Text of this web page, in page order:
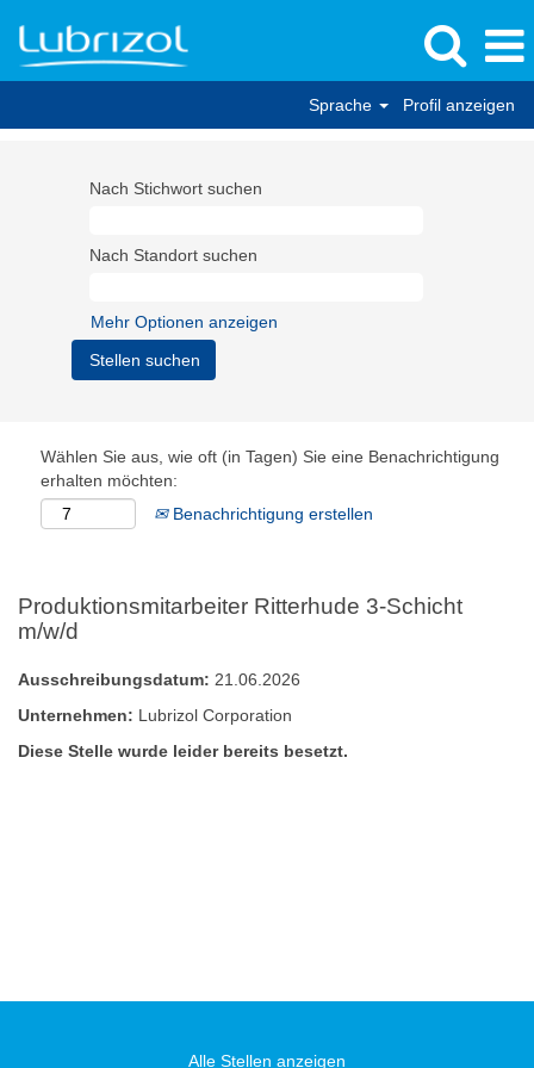
Sprache Profil anzeigen
Nach Stichwort suchen
Nach Standort suchen
Mehr Optionen anzeigen
Wählen Sie aus, wie oft (in Tagen) Sie eine Benachrichtigung
erhalten möchten:
Benachrichtigung erstellen
Produktionsmitarbeiter Ritterhude 3-Schicht
m/w/d
Ausschreibungsdatum: 21.06.2026
Unternehmen: Lubrizol Corporation
Diese Stelle wurde leider bereits besetzt.
Alle Stellen anzeigen